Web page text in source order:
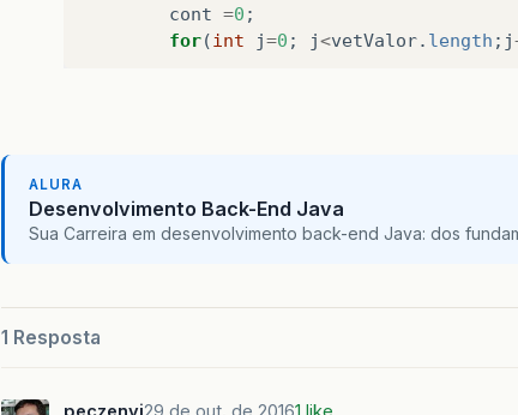
cont =0 ;
for(int j=0 ; j<vetValor. length ; j
vetDif
}
ALURA
Desenvolvimento Back-End Java
Sua Carreira em desenvolvimento back-end Java: dos
1 Resposta